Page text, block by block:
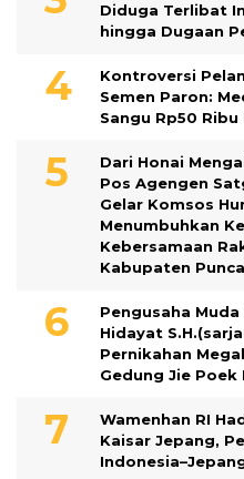
Diduga Terlibat
hingga Dugaan
Kontroversi
Semen Paron:
Sangu Rp50
Dari Honai
Pos Agengen
Gelar Komsos
Menumbuhkan
Kebersamaan
Kabupaten
Pengusaha
Hidayat
Pernikahan
Gedung Jie Poek
Wamenhan RI
Kaisar Jepang,